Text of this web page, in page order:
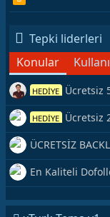
S
Tepki liderleri
Konular
HEDİYE Ücretsiz
Kaynağı
HEDİYE Ücretsiz
Veriyorum
ÜCRETSİZ
Hemen Yetiş!
En Kaliteli